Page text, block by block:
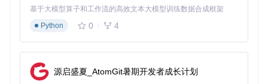
基于大模型算子和工作流的高效文本大模型训练数据合成框架
Python
0 4
源启盛夏_AtomGit暑期开发者成长计划